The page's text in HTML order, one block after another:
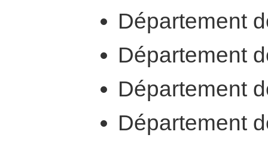
Département
Département
Département
Département